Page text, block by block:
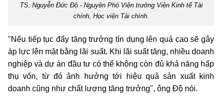
TS. Nguyễn Đức Độ - Nguyên Phó Viện trưởng Viện Kinh tế Tài
chính, Học viện Tài chính.
"Nếu tiếp tục đẩy tăng trưởng tín dụng lên quá cao sẽ gây
áp lực lên mặt bằng lãi suất. Khi lãi suất tăng, nhiều doanh
nghiệp và dự án đầu tư có thể không còn đủ khả năng hấp
thụ vốn, từ đó ảnh hưởng tới hiệu quả sản xuất kinh
doanh cũng như chất lượng tăng trưởng", ông Độ nói.